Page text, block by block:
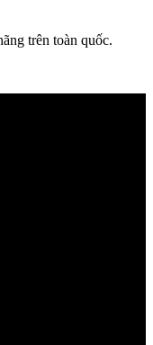
trên toàn quốc.